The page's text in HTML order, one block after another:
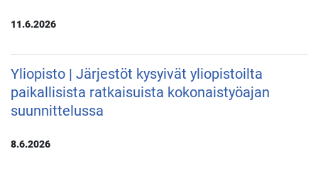
11.6.2026
Yliopisto | Järjestöt kysyivät yliopistoilta
paikallisista ratkaisuista kokonaistyöajan
suunnittelussa
8.6.2026